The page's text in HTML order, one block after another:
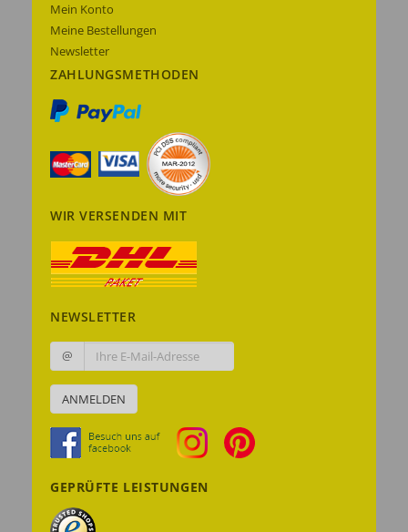
Mein Konto
Meine Bestellungen
Newsletter
ZAHLUNGSMETHODEN
WIR VERSENDEN MIT
NEWSLETTER
@
ANMELDEN
GEPRÜFTE LEISTUNGEN